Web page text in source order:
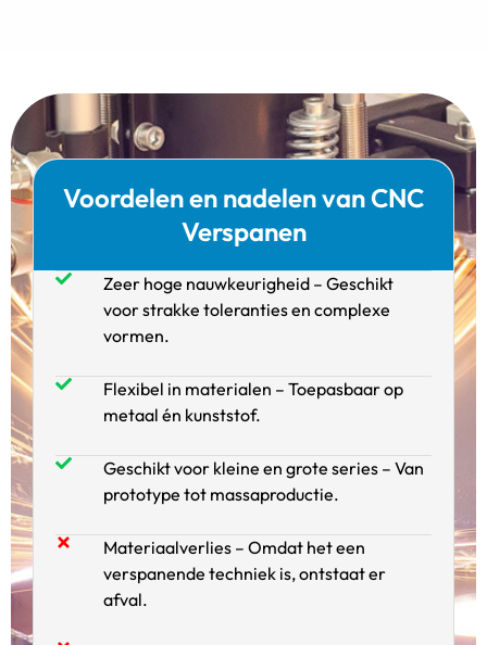
Voordelen en nadelen van CNC
Verspanen
Zeer hoge nauwkeurigheid – Geschikt
voor strakke toleranties en complexe
vormen.
Flexibel in materialen – Toepasbaar op
metaal én kunststof.
Geschikt voor kleine en grote series – Van
prototype tot massaproductie.
Materiaalverlies – Omdat het een
verspanende techniek is, ontstaat er
afval.